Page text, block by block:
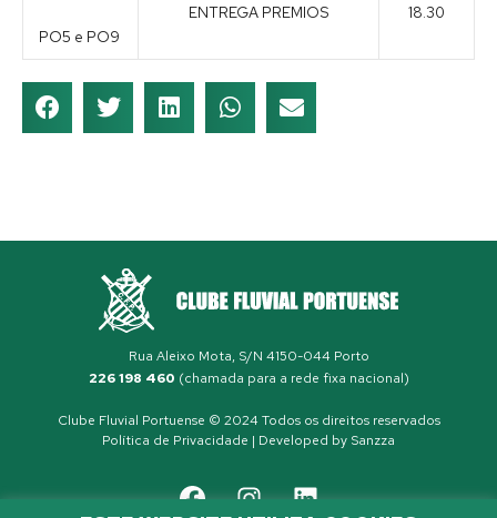
PO5 e PO9
ENTREGA PREMIOS 18.30
Rua Aleixo Mota, S/N 4150-044 Porto
226 198 460 (chamada para a rede fixa nacional)
Clube Fluvial Portuense © 2024 Todos os direitos reservados
Política de Privacidade | Developed by Sanzza